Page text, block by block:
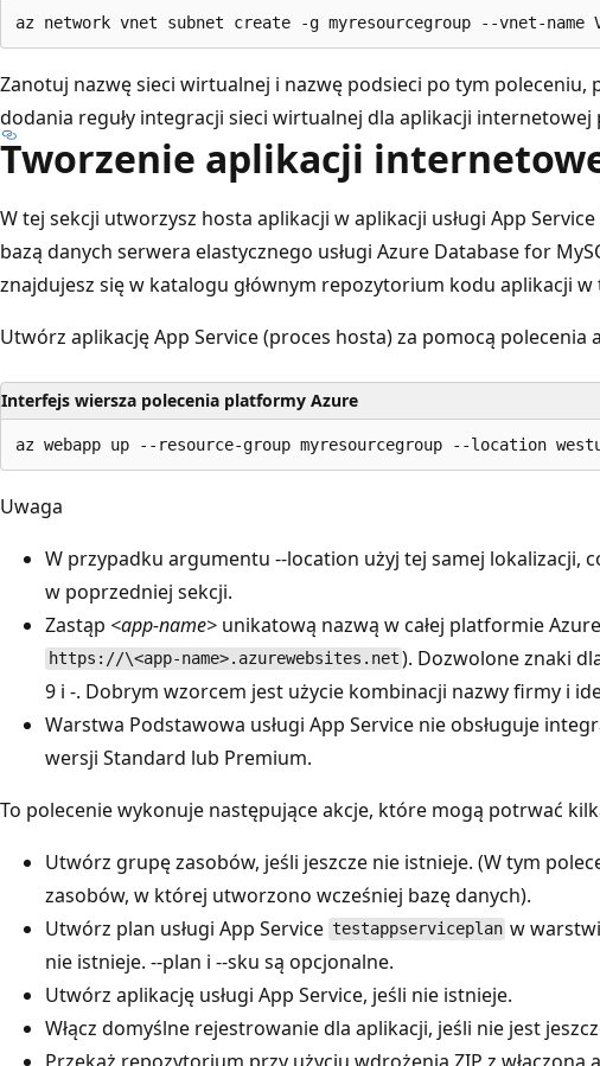
Zanotuj nazwę sieci wirtualnej i nazwę podsieci po tym poleceniu,
dodania reguły integracji sieci wirtualnej dla aplikacji
Tworzenie aplikacji
W tej sekcji utworzysz hosta aplikacji w aplikacji usługi App Service
bazą danych serwera elastycznego usługi Azure Database for
znajdujesz się w katalogu głównym repozytorium kodu aplikacji
Utwórz aplikację App Service (proces hosta) za pomocą polecenia
Interfejs wiersza polecenia platformy Azure
Uwaga
W przypadku argumentu --location użyj tej samej lokalizacji,
w poprzedniej sekcji.
Zastąp <app-name> unikatową nazwą w całej platformie
https://\<app-name>.azurewebsites.net ). Dozwolone znaki
9 i -. Dobrym wzorcem jest użycie kombinacji nazwy firmy i
Warstwa Podstawowa usługi App Service nie obsługuje
wersji Standard lub Premium.
To polecenie wykonuje następujące akcje, które mogą potrwać
Utwórz grupę zasobów, jeśli jeszcze nie istnieje. (W tym
zasobów, w której utworzono wcześniej bazę danych).
Utwórz plan usługi App Service testappserviceplan w
nie istnieje. --plan i --sku są opcjonalne.
Utwórz aplikację usługi App Service, jeśli nie istnieje.
Włącz domyślne rejestrowanie dla aplikacji, jeśli nie jest
Przekaż repozytorium przy użyciu wdrożenia ZIP z włączoną